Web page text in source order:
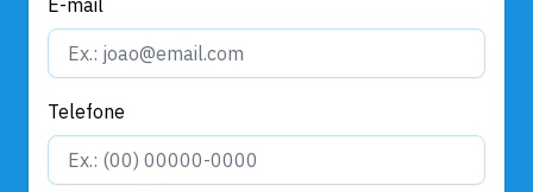
E-mail
Telefone